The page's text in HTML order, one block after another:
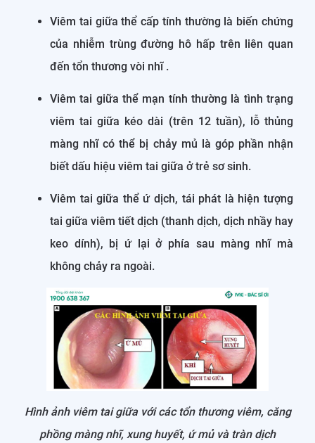
Viêm tai giữa thể cấp tính thường là biến chứng
của nhiễm trùng đường hô hấp trên liên quan
đến tổn thương vòi nhĩ .
Viêm tai giữa thể mạn tính thường là tình trạng
viêm tai giữa kéo dài (trên 12 tuần), lỗ thủng
màng nhĩ có thể bị chảy mủ là góp phần nhận
biết dấu hiệu viêm tai giữa ở trẻ sơ sinh.
Viêm tai giữa thể ứ dịch, tái phát là hiện tượng
tai giữa viêm tiết dịch (thanh dịch, dịch nhầy hay
keo dính), bị ứ lại ở phía sau màng nhĩ mà
không chảy ra ngoài.
Hình ảnh viêm tai giữa với các tổn thương viêm, căng
phồng màng nhĩ, xung huyết, ứ mủ và tràn dịch